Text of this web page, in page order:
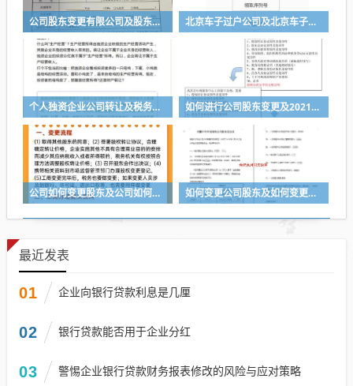
公司股东变更有限公司及股东变更有限公司法人认定书怎么写 北京车子过户公司及北京车子过户公司怎么办理
个人独资企业公司转让及税务问题详解 如何进行公司股东变更及2021年公司股东变更办理流程
公司如何变更股东及公司如何变更股东?详细操作教程来了(税务篇) 如何变更公司股东及如何变更公司股东的身份证号码
最近发表
01 企业向银行贷款利息是几厘
02 银行贷款能否用于企业分红
03 警惕企业银行贷款财务报表修改的风险与应对策略